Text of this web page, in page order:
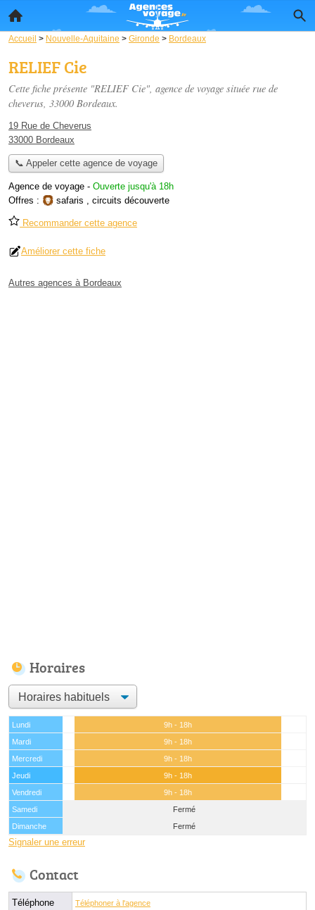
Accueil > Nouvelle-Aquitaine > Gironde > Bordeaux
RELIEF Cie
Cette fiche présente "RELIEF Cie", agence de voyage située rue de
cheverus, 33000 Bordeaux.
19 Rue de Cheverus
33000 Bordeaux
📞 Appeler cette agence de voyage
Agence de voyage - Ouverte jusqu'à 18h
Offres :
safaris , circuits découverte
Recommander cette agence
Améliorer cette fiche
Autres agences à Bordeaux
Horaires
Lundi
9h - 18h
Mardi
9h - 18h
Mercredi
9h - 18h
Jeudi
9h - 18h
Vendredi
9h - 18h
Samedi
Fermé
Dimanche
Fermé
Signaler une erreur
Contact
Téléphone Téléphoner à l'agence